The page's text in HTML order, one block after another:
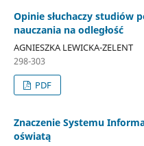
Opinie słuchaczy studiów
nauczania na odległość
AGNIESZKA LEWICKA-ZELENT
298-303
PDF
Znaczenie Systemu
oświatą